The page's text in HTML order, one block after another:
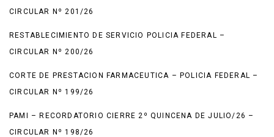
CIRCULAR Nº 201/26
RESTABLECIMIENTO DE SERVICIO POLICIA FEDERAL –
CIRCULAR Nº 200/26
CORTE DE PRESTACION FARMACEUTICA – POLICIA FEDERAL –
CIRCULAR Nº 199/26
PAMI – RECORDATORIO CIERRE 2º QUINCENA DE JULIO/26 –
CIRCULAR Nº 198/26